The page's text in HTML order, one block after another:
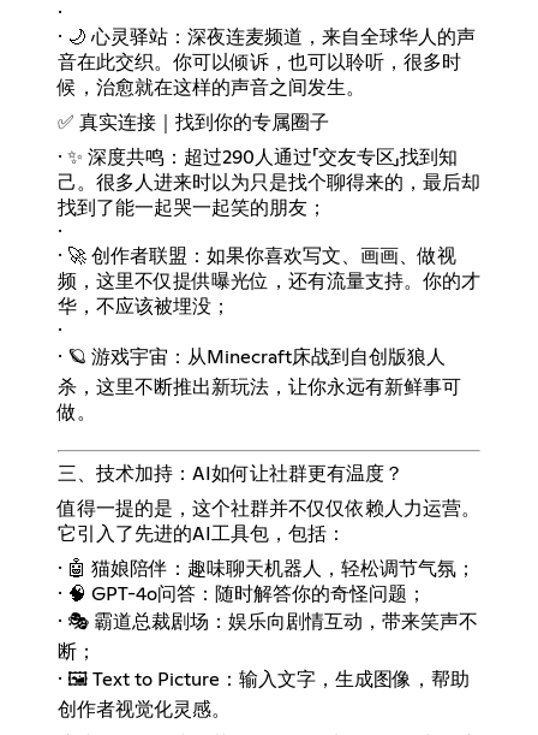
·
· 🌙 心灵驿站：深夜连麦频道，来自全球华人的声
音在此交织。你可以倾诉，也可以聆听，很多时
候，治愈就在这样的声音之间发生。
✅ 真实连接｜找到你的专属圈子
· ✨ 深度共鸣：超过290人通过「交友专区」找到知
己。很多人进来时以为只是找个聊得来的，最后却
找到了能一起哭一起笑的朋友；
·
· 🚀 创作者联盟：如果你喜欢写文、画画、做视
频，这里不仅提供曝光位，还有流量支持。你的才
华，不应该被埋没；
·
· 🪐 游戏宇宙：从Minecraft床战到自创版狼人
杀，这里不断推出新玩法，让你永远有新鲜事可
做。
三、技术加持：AI如何让社群更有温度？
值得一提的是，这个社群并不仅仅依赖人力运营。
它引入了先进的AI工具包，包括：
· 🤖 猫娘陪伴：趣味聊天机器人，轻松调节气氛；
· 🧠 GPT-4o问答：随时解答你的奇怪问题；
· 🎭 霸道总裁剧场：娱乐向剧情互动，带来笑声不
断；
· 🖼️ Text to Picture：输入文字，生成图像，帮助
创作者视觉化灵感。